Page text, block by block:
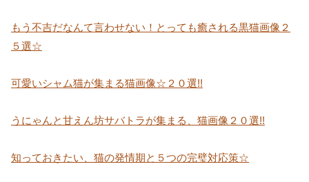
もう不吉だなんて言わせない！とっても癒される黒猫画像２
５選☆
可愛いシャム猫が集まる猫画像☆２０選!!
うにゃんと甘えん坊サバトラが集まる、猫画像２０選!!
知っておきたい、猫の発情期と５つの完璧対応策☆